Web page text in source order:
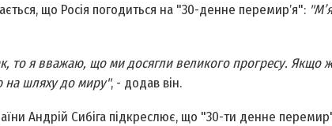
що Росія погодиться на "30-денне перемирʼя":
то я вважаю, що ми досягли великого прогресу. Якщо
на шляху до миру", - додав він.
Андрій Сибіга підкреслює, що "30-ти денне